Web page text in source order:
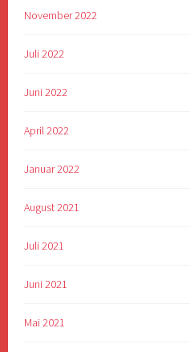
November 2022
Juli 2022
Juni 2022
April 2022
Januar 2022
August 2021
Juli 2021
Juni 2021
Mai 2021